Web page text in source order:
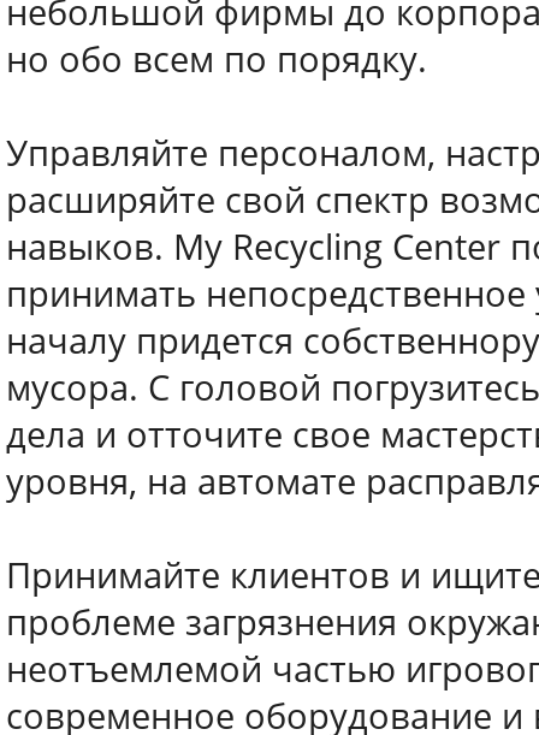
небольшой фирмы до
но обо всем по порядку.
Управляйте персоналом,
расширяйте свой спектр
навыков. My Recycling Center
принимать
началу придется
мусора. С головой
дела и отточите свое
уровня, на автомате
Принимайте клиентов и
проблеме загрязнения
неотъемлемой частью
современное оборудование